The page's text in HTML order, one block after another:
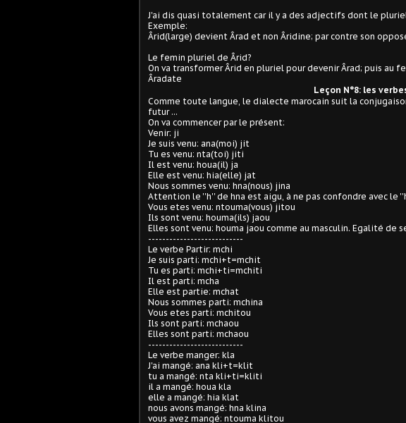
J'ai dis quasi totalement car il y a des adjectifs dont le
Exemple:
Ârid(large) devient Ârad et non Âridine; par contre son
Le femin pluriel de Ârid?
On va transformer Ârid en pluriel pour devenir Ârad; puis au
Âradate
Leçon N°8: les
Comme toute langue, le dialecte marocain suit la
futur ...
On va commencer par le présent:
Venir: ji
Je suis venu: ana(moi) jit
Tu es venu: nta(toi) jiti
Il est venu: houa(il) ja
Elle est venu: hia(elle) jat
Nous sommes venu: hna(nous) jina
Attention le ''h'' de hna est aigu, à ne pas confondre avec le
Vous etes venu: ntouma(vous) jitou
Ils sont venu: houma(ils) jaou
Elles sont venu: houma jaou comme au masculin. Egalité de
---------------------------
Le verbe Partir: mchi
Je suis parti: mchi+t=mchit
Tu es parti: mchi+ti=mchiti
Il est parti: mcha
Elle est partie: mchat
Nous sommes parti: mchina
Vous etes parti: mchitou
Ils sont parti: mchaou
Elles sont parti: mchaou
---------------------------
Le verbe manger: kla
J'ai mangé: ana kli+t=klit
tu a mangé: nta kli+ti=kliti
il a mangé: houa kla
elle a mangé: hia klat
nous avons mangé: hna klina
vous avez mangé: ntouma klitou